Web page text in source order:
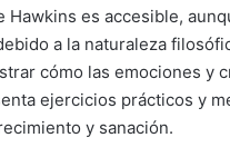
Hawkins es accesible,
a la naturaleza
cómo las emociones y
ejercicios prácticos y
y sanación.